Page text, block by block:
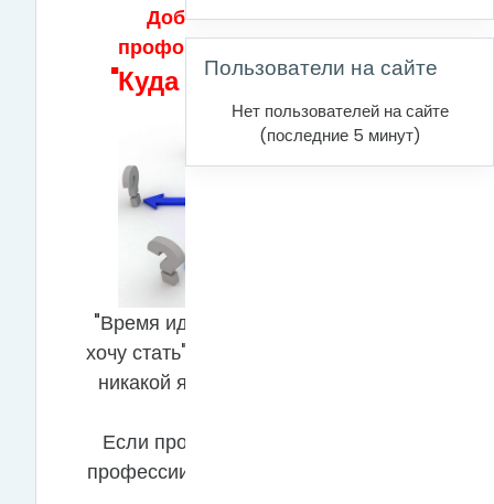
Тематический план
ОБЩЕЕ
Добро пожаловать на
профориентационный курс
"Куда пойти учиться?"
"Время идет, а "куда идти" и "кем я
хочу стать"? - вопросы не имеющие
никакой ясности для меня..." - это
Если проблема выбора будущей
профессии стала особо актуальной,
Пользователи на сайте
Нет пользователей на сайте
(последние 5 минут)